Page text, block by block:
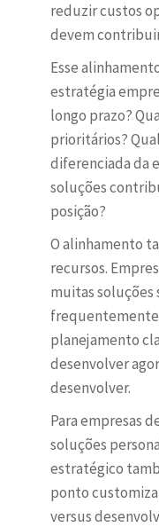
reduzir custos
devem
Esse
estratégia
longo prazo?
prioritários?
diferenciada da
soluções
posição?
O alinhamento
recursos.
muitas
frequentemente
planejamento
desenvolver
desenvolver.
Para empresas
soluções
estratégico
ponto
versus